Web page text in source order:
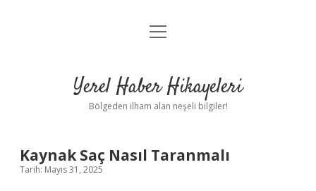
Anasayfa
Yasal Uyarı
menüyü
Yerel Haber Hikayeleri
Bölgeden ilham alan neşeli bilgiler!
Kaynak Saç Nasıl Taranmalı
Tarih: Mayıs 31, 2025